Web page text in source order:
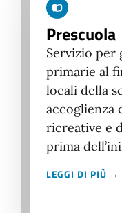
Prescuola
Servizio per
primarie al
locali della
accoglienza
ricreative e
prima
LEGGI DI PIÙ →